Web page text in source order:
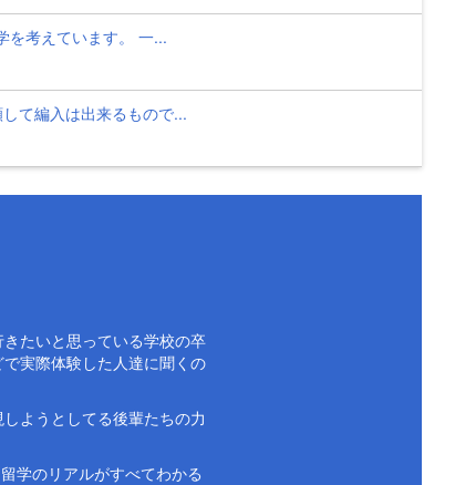
を考えています。 一...
て編入は出来るもので...
たいと思っている学校の卒
実際体験した人達に聞くの
ようとしてる後輩たちの力
学のリアルがすべてわかる